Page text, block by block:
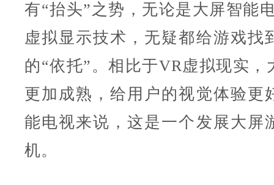
有“抬头”之势，无论是大屏智能
虚拟显示技术，无疑都给游戏找
的“依托”。相比于VR虚拟现实，
更加成熟，给用户的视觉体验更
能电视来说，这是一个发展大屏
机。